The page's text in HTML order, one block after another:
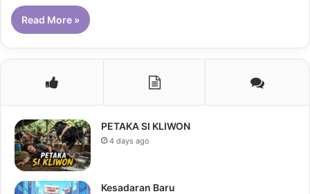
Read More »
PETAKA SI KLIWON
4 days ago
Kesadaran Baru